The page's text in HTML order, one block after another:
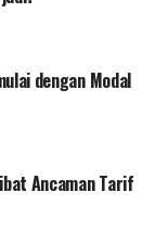
dengan Modal
Ancaman Tarif